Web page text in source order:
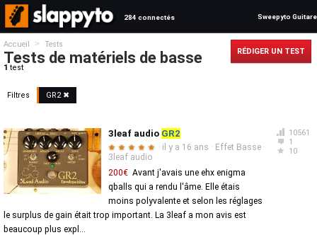
284 connectés Sweepyto Guitare
Accueil > Tests
Tests de matériels de basse
1 test
RÉDIGER UN TEST
Filtres GR2✖
10561
1
10
3leaf audio GR2
★ ★ ★ ★ ★ · il y a 16 ans · Effet Basse ·
3leaf audio
200€ Avant j'avais une ehx enigma
qballs qui a rendu l'âme. Elle étais
moins polyvalente et selon les réglages
le surplus de gain était trop important. La 3leaf a mon avis est
beaucoup plus expl...